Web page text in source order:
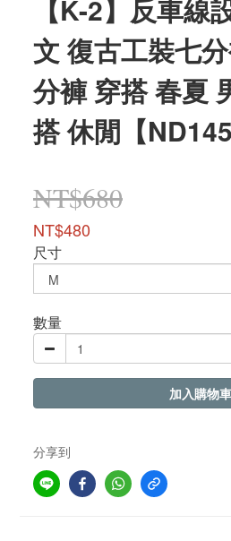
【K-2】反車線
文 復古工裝七
分褲 穿搭 春夏
搭 休閒【ND145
NT$680
NT$480
尺寸
數量
加入購物車
分享到